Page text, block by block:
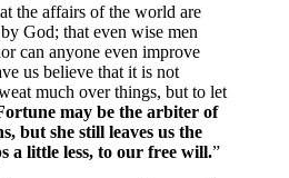
the affairs of the world are
God; that even wise men
can anyone even improve
us believe that it is not
much over things, but to let
may be the arbiter of
but she still leaves us the
a little less, to our free will.”